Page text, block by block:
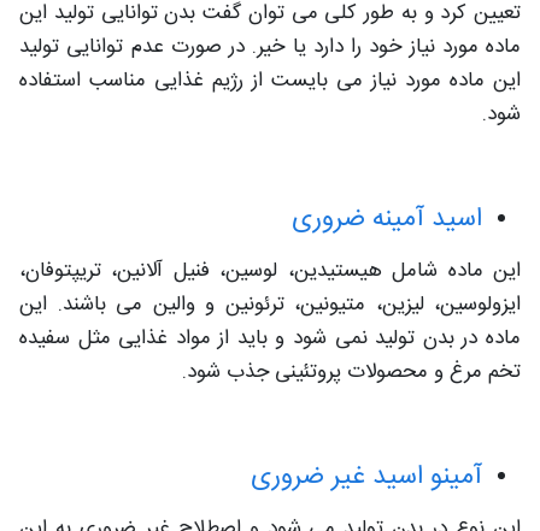
تعیین کرد و به طور کلی می توان گفت بدن توانایی تولید این
ماده مورد نیاز خود را دارد یا خیر. در صورت عدم توانایی تولید
این ماده مورد نیاز می بایست از رژیم غذایی مناسب استفاده
شود.
اسید آمینه ضروری
این ماده شامل هیستیدین، لوسین، فنیل آلانین، تریپتوفان،
ایزولوسین، لیزین، متیونین، ترئونین و والین می باشند. این
ماده در بدن تولید نمی شود و باید از مواد غذایی مثل سفیده
تخم مرغ و محصولات پروتئینی جذب شود.
آمینو اسید غیر ضروری